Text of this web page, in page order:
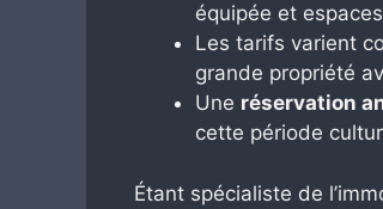
équipée et
Les tarifs varient
grande propriété
Une réservation
cette période
Étant spécialiste de